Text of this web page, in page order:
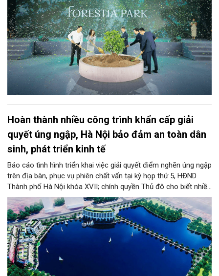
Hoàn thành nhiều công trình khẩn cấp giải
quyết úng ngập, Hà Nội bảo đảm an toàn dân
sinh, phát triển kinh tế
Báo cáo tình hình triển khai việc giải quyết điểm nghẽn úng ngập
trên địa bàn, phục vụ phiên chất vấn tại kỳ họp thứ 5, HĐND
Thành phố Hà Nội khóa XVII; chính quyền Thủ đô cho biết nhiều
công trình, hạng mục trọng điểm đã hoàn thành và đưa vào vận
hành phục vụ mùa mưa năm 2026.